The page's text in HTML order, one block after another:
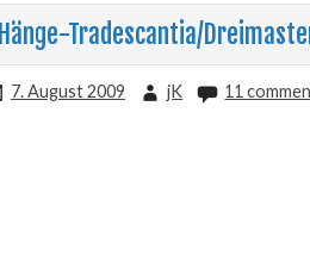
Hänge-Tradescantia/
7. August 2009 jK 11